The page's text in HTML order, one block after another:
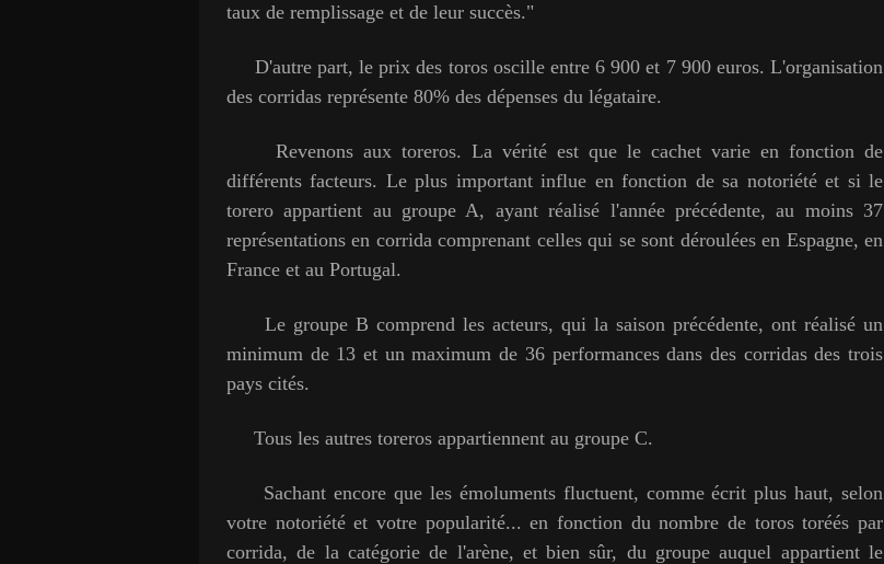
taux de remplissage et de leur succès."
D'autre part, le prix des toros oscille entre 6 900 et 7 900 euros. L'organisation
des corridas représente 80% des dépenses du légataire.
Revenons aux toreros. La vérité est que le cachet varie en fonction de
différents facteurs. Le plus important influe en fonction de sa notoriété et si le
torero appartient au groupe A, ayant réalisé l'année précédente, au moins 37
représentations en corrida comprenant celles qui se sont déroulées en Espagne, en
France et au Portugal.
Le groupe B comprend les acteurs, qui la saison précédente, ont réalisé un
minimum de 13 et un maximum de 36 performances dans des corridas des trois
pays cités.
Tous les autres toreros appartiennent au groupe C.
Sachant encore que les émoluments fluctuent, comme écrit plus haut, selon
votre notoriété et votre popularité... en fonction du nombre de toros toréés par
corrida, de la catégorie de l'arène, et bien sûr, du groupe auquel appartient le